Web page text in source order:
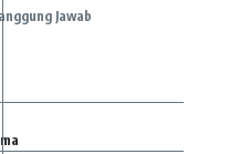
Jawab